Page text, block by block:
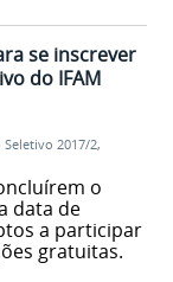
se inscrever
do IFAM
Seletivo 2017/2,
o
data de
a participar
gratuitas.